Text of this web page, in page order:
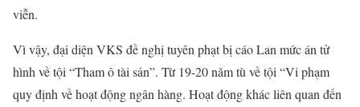
viễn.
Vì vậy, đại diện VKS đề nghị tuyên phạt bị cáo Lan mức án tử
hình về tội “Tham ô tài sản”. Từ 19-20 năm tù về tội “Vi phạm
quy định về hoạt động ngân hàng. Hoạt động khác liên quan đến